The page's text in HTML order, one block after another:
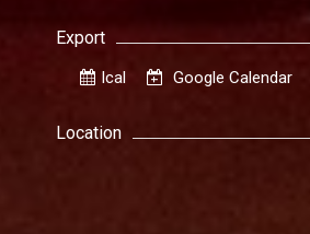
Export
Ical Google Calendar
Location